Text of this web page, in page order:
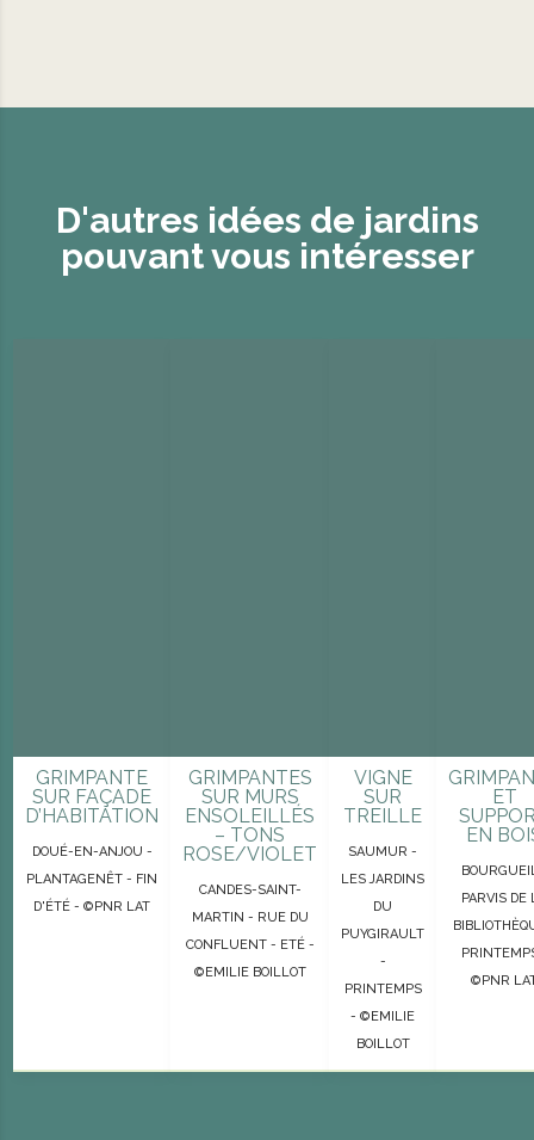
D'autres idées de jardins
pouvant vous intéresser
GRIMPANTE
SUR FAÇADE
D’HABITATION
DOUÉ-EN-ANJOU -
PLANTAGENÊT - FIN
D'ÉTÉ - ©PNR LAT
GRIMPANTES
SUR MURS
ENSOLEILLÉS
– TONS
ROSE/VIOLET
CANDES-SAINT-
MARTIN - RUE DU
CONFLUENT - ETÉ -
©EMILIE BOILLOT
VIGNE
SUR
TREILLE
SAUMUR -
LES JARDINS
DU
PUYGIRAULT
-
PRINTEMPS
- ©EMILIE
BOILLOT
ET
EN
PARVIS DE
©PNR